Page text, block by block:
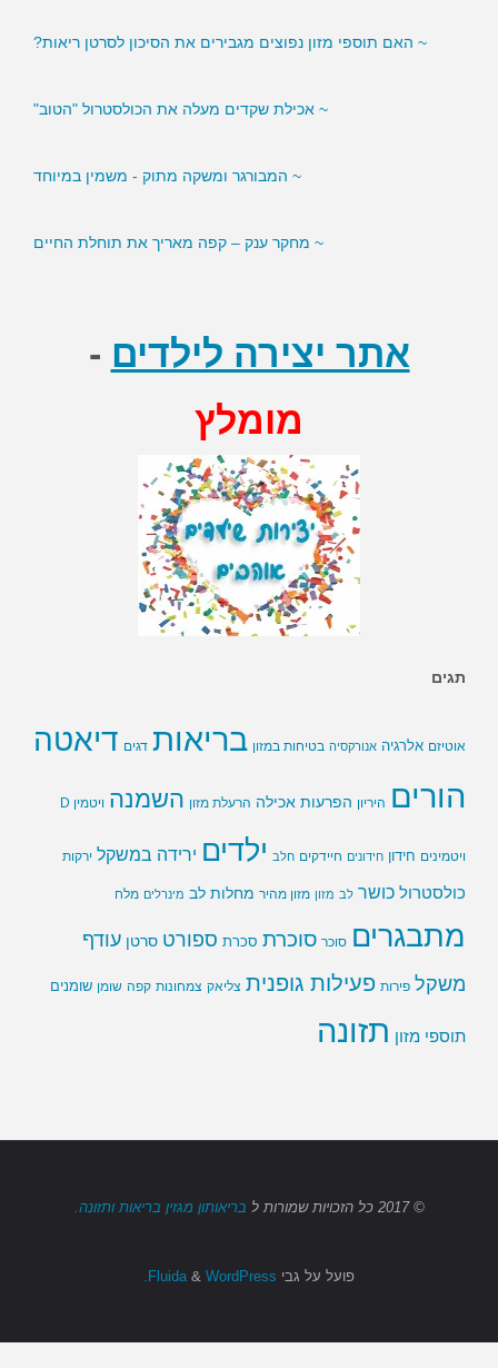
~ האם תוספי מזון נפוצים מגבירים את הסיכון לסרטן ריאות?
~ אכילת שקדים מעלה את הכולסטרול "הטוב"
~ המבורגר ומשקה מתוק - משמין במיוחד
~ מחקר ענק – קפה מאריך את תוחלת החיים
אתר יצירה לילדים -
מומלץ
תגים
אוטיזם אלרגיה אנורקסיה בטיחות במזון בריאות דגים דיאטה
הורים היריון הפרעות אכילה הרעלת מזון השמנה ויטמין D
ויטמינים חידון חידונים חיידקים חלב ילדים ירידה במשקל ירקות
כולסטרול כושר לב מזון מזון מהיר מחלות לב מינרלים מלח
מתבגרים סוכר סוכרת סכרת ספורט סרטן עודף
משקל פירות פעילות גופנית צליאק צמחונות קפה שומן שומנים
תוספי מזון תזונה
© 2017 כל הזכויות שמורות ל בריאותון מגזין בריאות ותזונה.
פועל על גבי & WordPress.